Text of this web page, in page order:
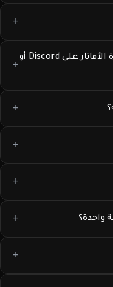
هل يمكنني استخدام النتيجة لصورة الأفاتار على Discord أو
واحدة؟